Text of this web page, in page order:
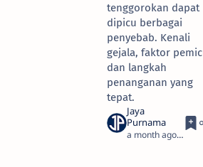
tenggorokan dapat
dipicu berbagai
penyebab. Kenali
gejala, faktor
dan langkah
penanganan yang
tepat.
a month ago